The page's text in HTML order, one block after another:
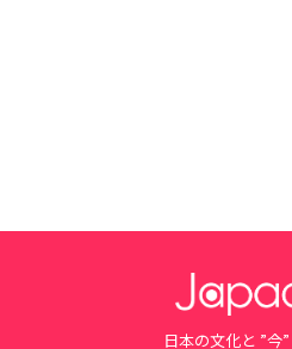
日本の文化と ”今